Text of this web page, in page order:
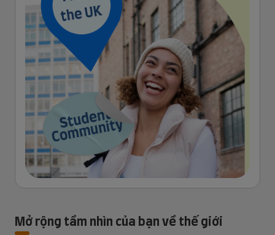
Mở rộng tầm nhìn của bạn về thế giới